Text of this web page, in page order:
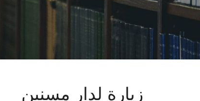
زيارة لدار مسنين